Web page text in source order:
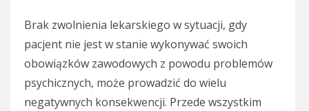
Brak zwolnienia lekarskiego w sytuacji, gdy
pacjent nie jest w stanie wykonywać swoich
obowiązków zawodowych z powodu problemów
psychicznych, może prowadzić do wielu
negatywnych konsekwencji. Przede wszystkim